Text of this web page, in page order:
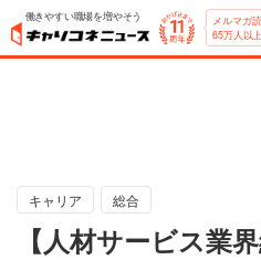
働きやすい職場を増やそう メルマガ
65万人以上
キャリア 総合
【人材サービス業